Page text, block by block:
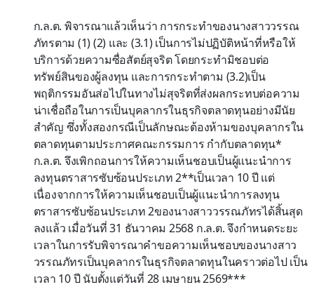
ก.ล.ต. พิจารณาแล้วเห็นว่า การกระทำของนางสาววรรณ
ภัทรตาม (1) (2) และ (3.1) เป็นการไม่ปฏิบัติหน้าที่หรือให้
บริการด้วยความซื่อสัตย์สุจริต โดยกระทำมิชอบต่อ
ทรัพย์สินของผู้ลงทุน และการกระทำตาม (3.2)เป็น
พฤติกรรมอันส่อไปในทางไม่สุจริตที่ส่งผลกระทบต่อความ
น่าเชื่อถือในการเป็นบุคลากรในธุรกิจตลาดทุนอย่างมีนัย
สำคัญ ซึ่งทั้งสองกรณีเป็นลักษณะต้องห้ามของบุคลากรใน
ตลาดทุนตามประกาศคณะกรรมการ กำกับตลาดทุน*
ก.ล.ต. จึงเพิกถอนการให้ความเห็นชอบเป็นผู้แนะนำการ
ลงทุนตราสารซับซ้อนประเภท 2**เป็นเวลา 10 ปี แต่
เนื่องจากการให้ความเห็นชอบเป็นผู้แนะนำการลงทุน
ตราสารซับซ้อนประเภท 2ของนางสาววรรณภัทรได้สิ้นสุด
ลงแล้ว เมื่อวันที่ 31 ธันวาคม 2568 ก.ล.ต. จึงกำหนดระยะ
เวลาในการรับพิจารณาคำขอความเห็นชอบของนางสาว
วรรณภัทรเป็นบุคลากรในธุรกิจตลาดทุนในคราวต่อไป เป็น
เวลา 10 ปี นับตั้งแต่วันที่ 28 เมษายน 2569***